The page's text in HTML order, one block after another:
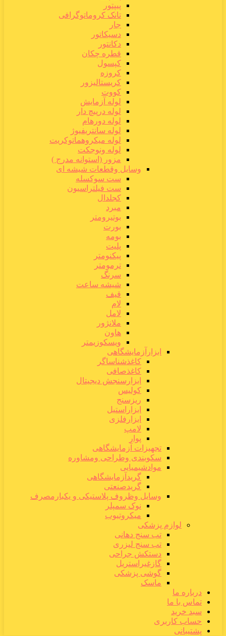
پیپتور
تانک کروماتوگرافی
جار
دسیکاتور
دکانتور
قطره چکان
کپسول
کروزه
کریستالیزور
کووت
لوله آزمایش
لوله درپیچ دار
لوله دورهام
لوله سانتریفیوژ
لوله میکروهماتوکریت
لوله ونوجکت
مزور (استوانه مدرج )
وسایل وقطعات شیشه ای
ست سوکسله
ست فیلتراسیون
کجلدال
مبرد
بوتیرومتر
بورت
بومه
پلیت
پیکنومتر
ترمومتر
سرنگ
شیشه ساعت
قیف
لام
لامل
ملانژور
هاون
ویسکوزیمتر
ابزارآزمایشگاهی
کاغذشناساگر
کاغذصافی
ابزارسنجش دیجیتال
کولیس
ریزسنج
ابزاراستیل
ابزارفلزی
لامپ
پوار
تجهیزات آزمایشگاهی
سکوبندی وطراحی ومشاوره
موادشیمیایی
گریدآزمایشگاهی
گریدصنعتی
وسایل وظروف پلاستیکی و یکبارمصرف
نوک سمپلر
میکروتیوب
لوازم پزشکی
تب سنج دهانی
تب سنج لیزری
دستکش جراحی
گازغیراستریل
گوشی پزشکی
ماسک
درباره ما
تماس با ما
سبد خرید
حساب کاربری
پشتیبانی